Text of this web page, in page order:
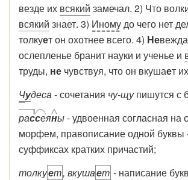
везде их всякий замечал. 2) Что
всякий знает. 3) Иному до чего нет
толкует он охотнее всего. 4) Не
ослепленье бранит науки и ученье и
труды, не чувствуя, что он вкушает
Чудеса - сочетания чу-щупишутся с
рассеяны- удвоенная согласная на
морфем, правописание одной буквы
суффиксах кратких причастий;
толкует, вкушает - написание